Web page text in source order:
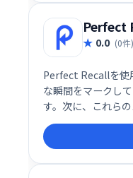
Perfect
0.0 (0件)
Perfect Recallを使
な瞬間をマークし
す。次に、これら
たはその他の場所